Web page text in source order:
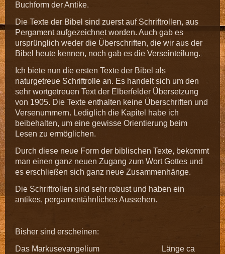
Buchform der Antike.
Die Texte der Bibel sind zuerst auf Schriftrollen, aus
Pergament aufgezeichnet worden. Auch gab es
ursprünglich weder die Überschriften, die wir aus der
Bibel heute kennen, noch gab es die Verseinteilung.
Ich biete nun die ersten Texte der Bibel als
naturgetreue Schriftrolle an. Es handelt sich um den
sehr wortgetreuen Text der Elberfelder Übersetzung
von 1905. Die Texte enthalten keine Überschriften und
Versenummern. Lediglich die Kapitel habe ich
beibehalten, um eine gewisse Orientierung beim
Lesen zu ermöglichen.
Durch diese neue Form der biblischen Texte, bekommt
man einen ganz neuen Zugang zum Wort Gottes und
es erschließen sich ganz neue Zusammenhänge.
Die Schriftrollen sind sehr robust und haben ein
antikes, pergamentähnliches Aussehen.
Bisher sind erscheinen:
Das Markusevangelium Länge ca